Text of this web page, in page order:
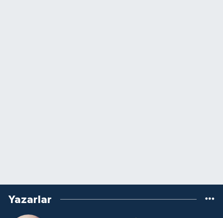
Yazarlar